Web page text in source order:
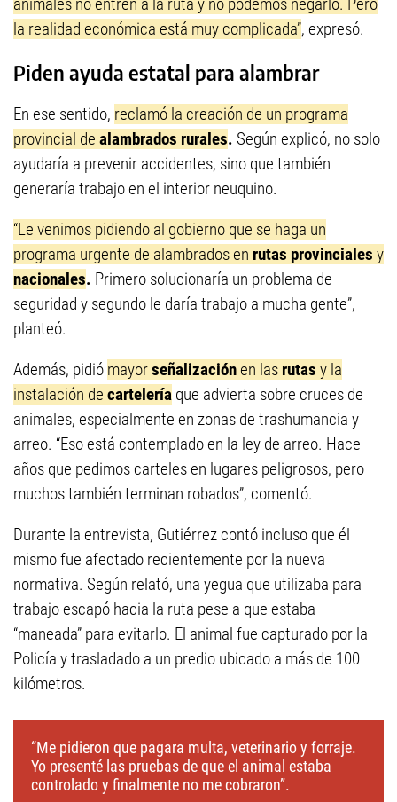
la realidad económica está muy complicada”, expresó.
Piden ayuda estatal para alambrar
En ese sentido, reclamó la creación de un programa
provincial de alambrados rurales. Según explicó, no solo
ayudaría a prevenir accidentes, sino que también
generaría trabajo en el interior neuquino.
“Le venimos pidiendo al gobierno que se haga un
programa urgente de alambrados en rutas provinciales y
nacionales. Primero solucionaría un problema de
seguridad y segundo le daría trabajo a mucha gente”,
planteó.
Además, pidió mayorseñalizaciónen las rutas y la
instalación de cartelería que advierta sobre cruces de
animales, especialmente en zonas de trashumancia y
arreo. “Eso está contemplado en la ley de arreo. Hace
años que pedimos carteles en lugares peligrosos, pero
muchos también terminan robados”, comentó.
Durante la entrevista, Gutiérrez contó incluso que él
mismo fue afectado recientemente por la nueva
normativa. Según relató, una yegua que utilizaba para
trabajo escapó hacia la ruta pese a que estaba
“maneada” para evitarlo. El animal fue capturado por la
Policía y trasladado a un predio ubicado a más de 100
kilómetros.
“Me pidieron que pagara multa, veterinario y forraje.
Yo presenté las pruebas de que el animal estaba
controlado y finalmente no me cobraron”.